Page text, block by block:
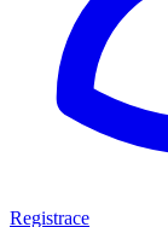
Registrace